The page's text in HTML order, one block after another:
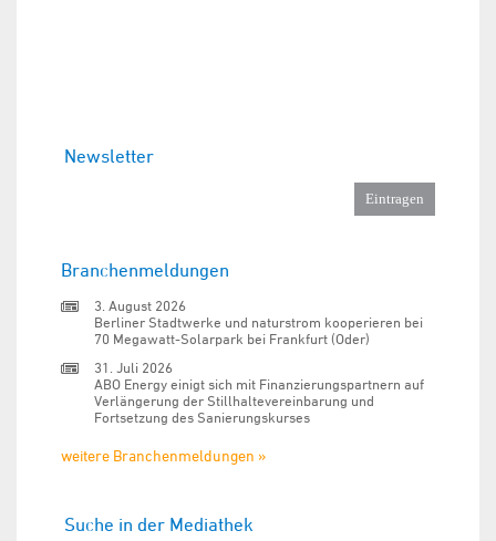
Newsletter
Branchenmeldungen
3. August 2026
Berliner Stadtwerke und naturstrom kooperieren bei
70 Megawatt-Solarpark bei Frankfurt (Oder)
31. Juli 2026
ABO Energy einigt sich mit Finanzierungspartnern auf
Verlängerung der Stillhaltevereinbarung und
Fortsetzung des Sanierungskurses
weitere Branchenmeldungen »
Suche in der Mediathek